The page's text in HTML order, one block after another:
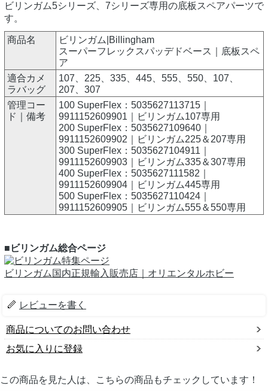
ビリンガム5シリーズ、7シリーズ専用の底板スペアパーツで
す。
商品名
ビリンガム|Billingham
スーパーフレックスパッデドベース｜底板スペ
ア
適合カメ
ラバッグ
107、225、335、445、555、550、107、
207、307
管理コー
ド｜備考
100 SuperFlex：5035627113715｜
9911152609901｜ビリンガム107専用
200 SuperFlex：5035627109640｜
9911152609902｜ビリンガム225＆207専用
300 SuperFlex：5035627104911｜
9911152609903｜ビリンガム335＆307専用
400 SuperFlex：5035627111582｜
9911152609904｜ビリンガム445専用
500 SuperFlex：5035627110424｜
9911152609905｜ビリンガム555＆550専用
■ビリンガム総合ページ
ビリンガム国内正規輸入販売店｜オリエンタルホビー
レビューを書く
商品についてのお問い合わせ
お気に入りに登録
この商品を見た人は、こちらの商品もチェックしています！